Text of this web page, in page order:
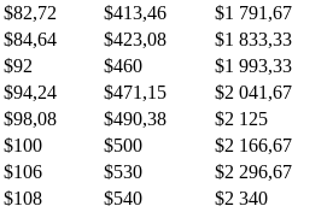
$82,72 $413,46
$1 791,67
$84,64 $423,08
$1 833,33
$92 $460
$1 993,33
$94,24 $471,15
$2 041,67
$98,08 $490,38
$2 125
$100 $500
$2 166,67
$106 $530
$2 296,67
$108 $540
$2 340